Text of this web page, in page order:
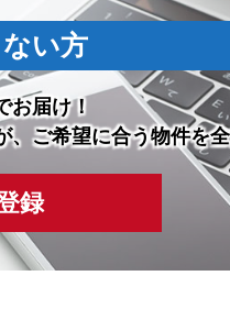
い方
お届け！
、ご希望に合う物件を
録